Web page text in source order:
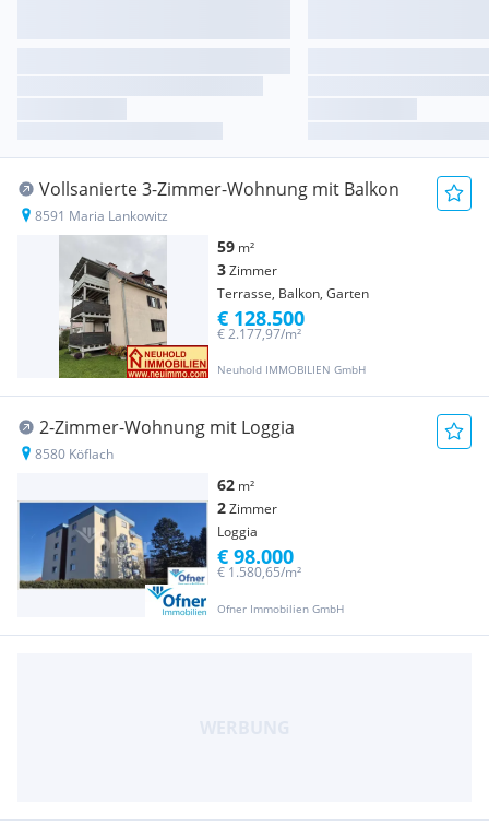
Vollsanierte 3-Zimmer-Wohnung mit Balkon
8591 Maria Lankowitz
59 m²
3Zimmer
Terrasse, Balkon, Garten
Neuhold IMMOBILIEN GmbH
€ 2.177,97/m²
€ 128.500
2-Zimmer-Wohnung mit Loggia
8580 Köflach
62 m²
2Zimmer
Loggia
Ofner Immobilien GmbH
€ 1.580,65/m²
€ 98.000